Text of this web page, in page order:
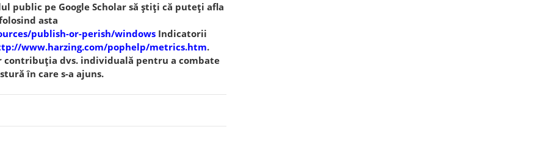
public pe Google Scholar să știți că puteți afla
asta
publish-or-perish/windows Indicatorii
www.harzing.com/pophelp/metrics.htm.
dvs. individuală pentru a combate
în care s-a ajuns.